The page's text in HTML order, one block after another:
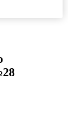
40 мг/10мг №28